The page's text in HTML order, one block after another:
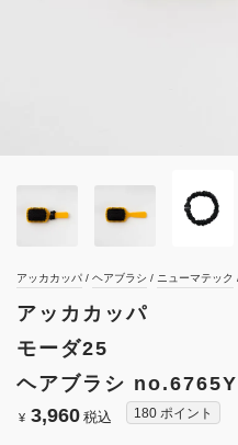
アッカカッパ ヘアブラシ ニューマテック
アッカカッパ
モーダ25
ヘアブラシ no.6765Y
¥ 3,960 税込 180 ポイント